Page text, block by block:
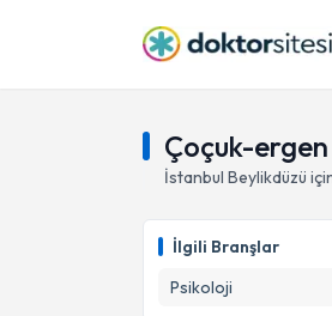
Çoçuk-
İstanbul Beylikdüzü
İlgili Branşlar
Psikoloji